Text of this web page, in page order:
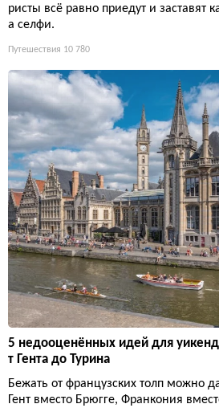
ристы всё равно приедут и заставят
а селфи.
Путешествия 10 780
5 недооценённых идей для
т Гента до Турина
Бежать от французских толп можно
Гент вместо Брюгге, Франкония